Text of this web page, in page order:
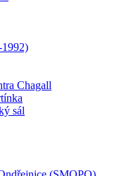
Chagall
sál